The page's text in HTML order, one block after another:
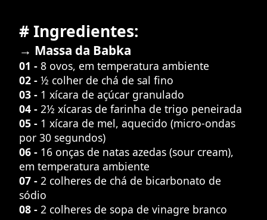
# Ingredientes:
→ Massa da Babka
01 - 8 ovos, em temperatura ambiente
02 - ½ colher de chá de sal fino
03 - 1 xícara de açúcar granulado
04 - 2½ xícaras de farinha de trigo peneirada
05 - 1 xícara de mel, aquecido (micro-ondas
por 30 segundos)
06 - 16 onças de natas azedas (sour cream),
em temperatura ambiente
07 - 2 colheres de chá de bicarbonato de
sódio
08 - 2 colheres de sopa de vinagre branco